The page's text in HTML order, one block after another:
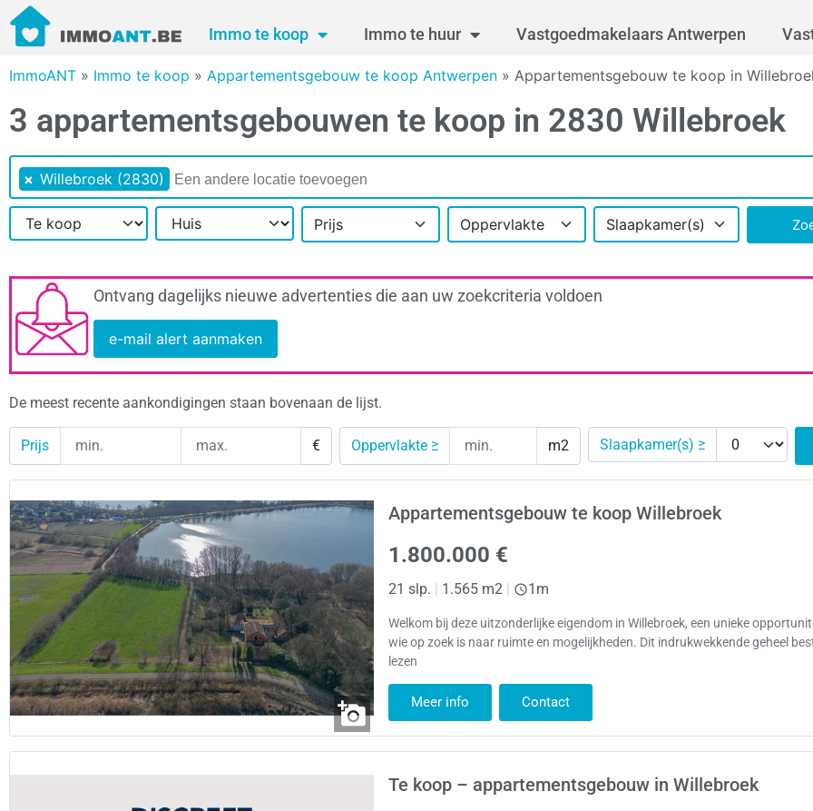
Immo te koop Immo te huur Vastgoedmakelaars Antwerpen
ImmoANT » Immo te koop » Appartementsgebouw te koop Antwerpen » Appartementsgebouw te koop in
3 appartementsgebouwen te koop in 2830 Willebroek
× Willebroek (2830)
Prijs Oppervlakte Slaapkamer(s)
Ontvang dagelijks nieuwe advertenties die aan uw zoekcriteria voldoen
e-mail alert aanmaken
De meest recente aankondigingen staan bovenaan de lijst.
Prijs € Oppervlakte ≥ m2 Slaapkamer(s) ≥
Appartementsgebouw te koop Willebroek
1.800.000 €
21 slp. | 1.565 m2 | 1m
Welkom bij deze uitzonderlijke eigendom in Willebroek, een unieke
wie op zoek is naar ruimte en mogelijkheden. Dit indrukwekkende geheel
lezen
Meer info Contact
Te koop – appartementsgebouw in Willebroek